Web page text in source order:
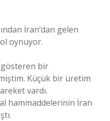
İran’dan gelen
oynuyor.
gösteren bir
Küçük bir üretim
vardı.
hammaddelerinin İran